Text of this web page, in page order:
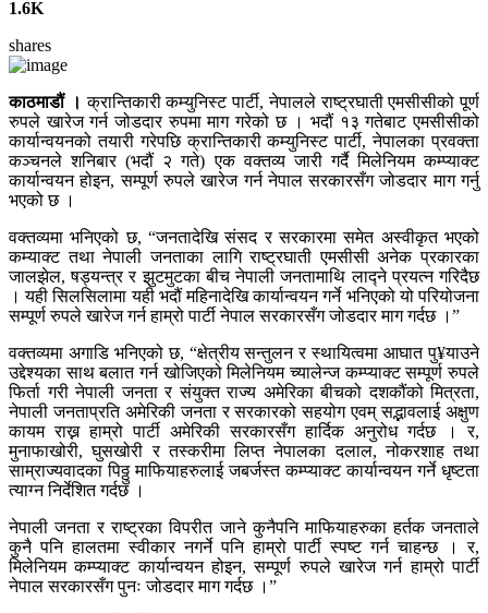
1.6K
shares
काठमाडौं । क्रान्तिकारी कम्युनिस्ट पार्टी, नेपालले राष्ट्रघाती एमसीसीको पूर्ण
रुपले खारेज गर्न जोडदार रुपमा माग गरेको छ । भदौं १३ गतेबाट एमसीसीको
कार्यान्वयनको तयारी गरेपछि क्रान्तिकारी कम्युनिस्ट पार्टी, नेपालका प्रवक्ता
कञ्चनले शनिबार (भदौं २ गते) एक वक्तव्य जारी गर्दै मिलेनियम कम्प्याक्ट
कार्यान्वयन होइन, सम्पूर्ण रुपले खारेज गर्न नेपाल सरकारसँग जोडदार माग गर्नु
भएको छ ।
वक्तव्यमा भनिएको छ, “जनतादेखि संसद र सरकारमा समेत अस्वीकृत भएको
कम्याक्ट तथा नेपाली जनताका लागि राष्ट्रघाती एमसीसी अनेक प्रकारका
जालझेल, षड्यन्त्र र झुटमुटका बीच नेपाली जनतामाथि लाद्ने प्रयत्न गरिदैछ
। यही सिलसिलामा यही भदौं महिनादेखि कार्यान्वयन गर्ने भनिएको यो परियोजना
सम्पूर्ण रुपले खारेज गर्न हाम्रो पार्टी नेपाल सरकारसँग जोडदार माग गर्दछ ।”
वक्तव्यमा अगाडि भनिएको छ, “क्षेत्रीय सन्तुलन र स्थायित्वमा आघात पु¥याउने
उद्देश्यका साथ बलात गर्न खोजिएको मिलेनियम च्यालेन्ज कम्प्याक्ट सम्पूर्ण रुपले
फिर्ता गरी नेपाली जनता र संयुक्त राज्य अमेरिका बीचको दशकौंको मित्रता,
नेपाली जनताप्रति अमेरिकी जनता र सरकारको सहयोग एवम् सद्भावलाई अक्षुण
कायम राख्न हाम्रो पार्टी अमेरिकी सरकारसँग हार्दिक अनुरोध गर्दछ । र,
मुनाफाखोरी, घुसखोरी र तस्करीमा लिप्त नेपालका दलाल, नोकरशाह तथा
साम्राज्यवादका पिठ्ठु माफियाहरुलाई जबर्जस्त कम्प्याक्ट कार्यान्वयन गर्ने धृष्टता
त्याग्न निर्देशित गर्दछ ।
नेपाली जनता र राष्ट्रका विपरीत जाने कुनैपनि माफियाहरुका हर्तक जनताले
कुनै पनि हालतमा स्वीकार नगर्ने पनि हाम्रो पार्टी स्पष्ट गर्न चाहन्छ । र,
मिलेनियम कम्प्याक्ट कार्यान्वयन होइन, सम्पूर्ण रुपले खारेज गर्न हाम्रो पार्टी
नेपाल सरकारसँग पुनः जोडदार माग गर्दछ ।”